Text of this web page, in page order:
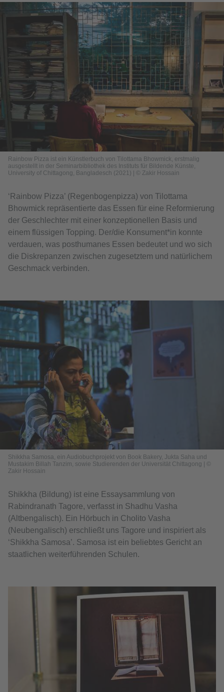
Rainbow Pizza ist ein Künstlerbuch von Tilottama Bhowmick, erstmalig
ausgestellt in der Seminarbibliothek des Instituts für Bildende Künste,
University of Chittagong, Bangladesch (2021) | © Zakir Hossain
‘Rainbow Pizza’ (Regenbogenpizza) von Tilottama
Bhowmick repräsentierte das Essen für eine Reformierung
der Geschlechter mit einer konzeptionellen Basis und
einem flüssigen Topping. Der/die Konsument*in konnte
verdauen, was posthumanes Essen bedeutet und wo sich
die Diskrepanzen zwischen zugesetztem und natürlichem
Geschmack verbinden.
Shikkha Samosa, ein Audiobuchprojekt von Book Bakery, Jukta Saha und
Mustakim Billah Tanzim, sowie Studierenden der Universität Chittagong | ©
Zakir Hossain
Shikkha (Bildung) ist eine Essaysammlung von
Rabindranath Tagore, verfasst in Shadhu Vasha
(Altbengalisch). Ein Hörbuch in Cholito Vasha
(Neubengalisch) erschließt uns Tagore und inspiriert als
‘Shikkha Samosa’. Samosa ist ein beliebtes Gericht an
staatlichen weiterführenden Schulen.